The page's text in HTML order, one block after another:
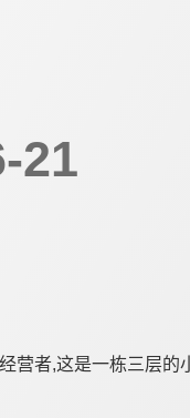
21
者,这是一栋三层的